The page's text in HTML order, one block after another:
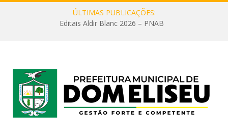
ÚLTIMAS PUBLICAÇÕES:
Editais Aldir Blanc 2026 – PNAB